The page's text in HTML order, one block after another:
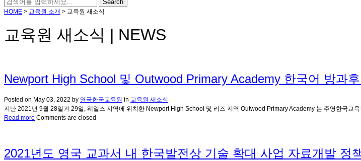
HOME > 교육원 소개 > 교육원 새소식
교육원 새소식 | NEWS
Newport High School 및 Outwood Primary Academy 한국어 방과
Posted on May 03, 2022 by 영국한국교육원 in 교육원 새소식
지난 2021년 9월 28일과 29일, 웨일스 지역에 위치한 Newport High School 및 리즈 지역 Outwood Primary Academy 는 주영한국교
Read more Comments are closed
2021년도 영국 교과서 내 한국발전상 기술 확대 사업 자료개발 정